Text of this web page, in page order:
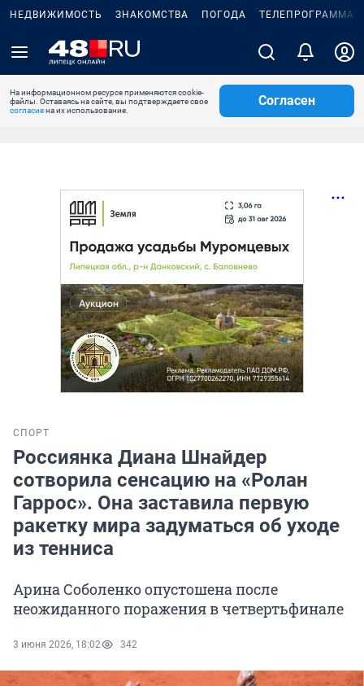
НЕДВИЖИМОСТЬ ЗНАКОМСТВА ПОГОДА ТЕЛЕПРОГРАММА
На информационном ресурсе применяются cookie-
файлы. Оставаясь на сайте, вы подтверждаете свое
согласиена их использование.
Согласен
СПОРТ
Россиянка Диана Шнайдер
сотворила сенсацию на «Ролан
Гаррос». Она заставила первую
ракетку мира задуматься об уходе
из тенниса
Арина Соболенко опустошена после
неожиданного поражения в четвертьфинале
3 июня 2026, 18:02 342